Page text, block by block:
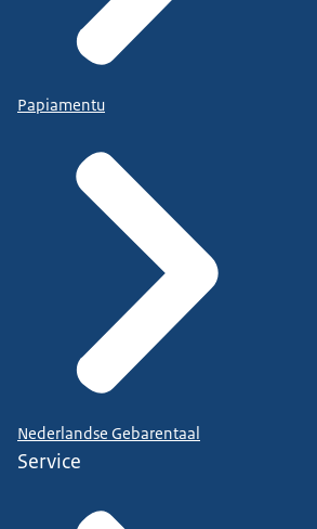
Papiamentu
Nederlandse Gebarentaal
Service